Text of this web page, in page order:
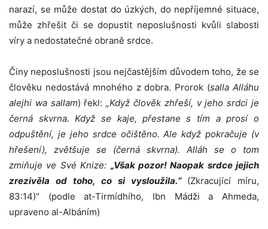
narazí, se může dostat do úzkých, do nepříjemné situace,
může zhřešit či se dopustit neposlušnosti kvůli slabosti
víry a nedostatečné obraně srdce.
Činy neposlušnosti jsou nejčastějším důvodem toho, že se
člověku nedostává mnohého z dobra. Prorok (salla Alláhu
alejhi wa sallam) řekl:„Když člověk zhřeší, v jeho srdci je
černá skvrna. Když se kaje, přestane s tím a prosí o
odpuštění, je jeho srdce očištěno. Ale když pokračuje (v
hřešení), zvětšuje se (černá skvrna). Alláh se o tom
zmiňuje ve Své Knize: „Však pozor! Naopak srdce jejich
zrezivěla od toho, co si vysloužila.“ (Zkracující míru,
83:14)“ (podle at-Tirmídhího, Ibn Mádži a Ahmeda,
upraveno al-Albáním)